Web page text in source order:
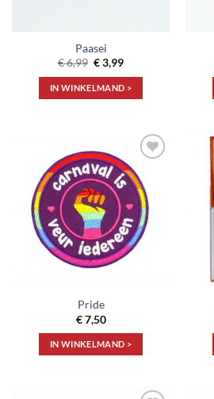
Paasei
€6,99 Oorspronkelijke
prijs
was:
€ 6,99.
€3,99Huidige
is:
€ 3,99.
IN WINKELMAND >
Toevoegen
aan
verlanglijst
Pride
€7,50
IN WINKELMAND >